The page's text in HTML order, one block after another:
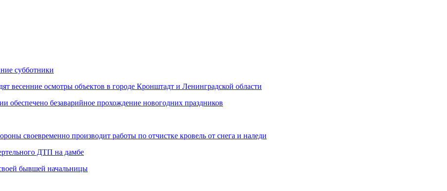
субботники
осмотры объектов в городе Кронштадт и Ленинградской области
безаварийное прохождение новогодних праздников
своевременно производит работы по отчистке кровель от снега и наледи
ДТП на дамбе
бывшей начальницы